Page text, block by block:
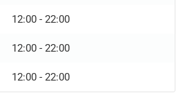
12:00 - 22:00
12:00 - 22:00
12:00 - 22:00